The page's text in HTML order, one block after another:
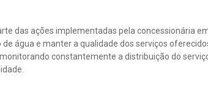
das ações implementadas pela concessionária
água e manter a qualidade dos serviços
constantemente a distribuição do